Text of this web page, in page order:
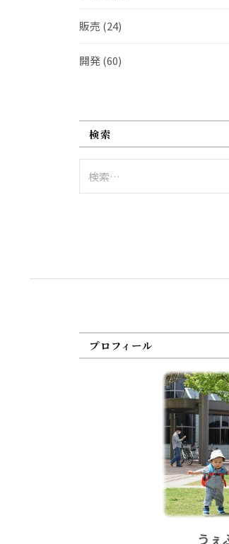
販売 (24)
開発(60)
検索
索:
プロフィール
うぇ